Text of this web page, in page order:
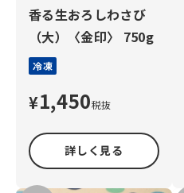
香る生おろしわさび
（大）〈金印〉 750g
冷凍
¥1,450税抜
詳しく見る